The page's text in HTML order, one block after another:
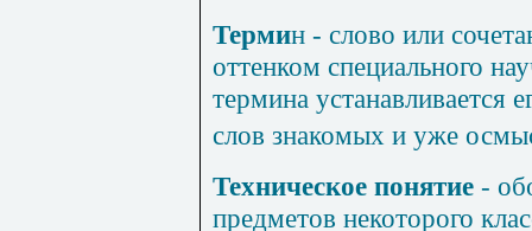
Термин - слово или
оттенком специального
термина устанавливается
слов знакомых и уже
Техническое понятие -
предметов некоторого